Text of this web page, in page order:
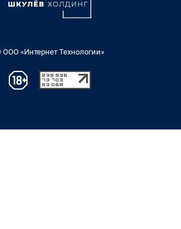
ООО «Интернет Технологии»